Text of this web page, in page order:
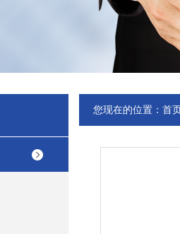
您现在的位置： 首